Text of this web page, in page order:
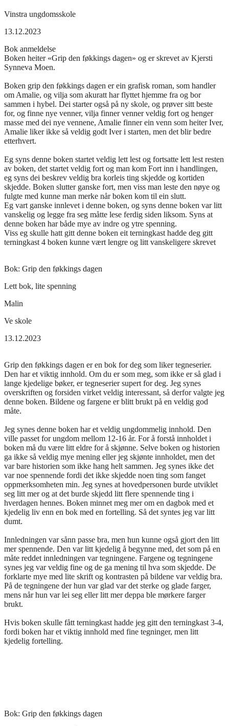
Vinstra ungdomsskole
13.12.2023
Bok anmeldelse
Boken heiter «Grip den føkkings dagen» og er skrevet av Kjersti
Synneva Moen.
Boken grip den føkkings dagen er ein grafisk roman, som handler
om Amalie, og vilja som akuratt har flyttet hjemme fra og bor
sammen i hybel. Dei starter også på ny skole, og prøver sitt beste
for, og finne nye venner, vilja finner venner veldig fort og henger
masse med dei nye vennene, Amalie finner ein venn som heiter Iver,
Amalie liker ikke så veldig godt Iver i starten, men det blir bedre
etterhvert.
Eg syns denne boken startet veldig lett lest og fortsatte lett lest resten
av boken, det startet veldig fort og man kom Fort inn i handlingen,
eg syns dei beskrev veldig bra korleis ting skjedde og kortiden
skjedde. Boken slutter ganske fort, men viss man leste den nøye og
fulgte med kunne man merke når boken kom til ein slutt.
Eg vart ganske innlevet i denne boken, og syns denne boken var litt
vanskelig og legge fra seg måtte lese ferdig siden liksom. Syns at
denne boken har både mye av indre og ytre spenning.
Viss eg skulle hatt gitt denne boken eit terningkast hadde deg gitt
terningkast 4 boken kunne vært lengre og litt vanskeligere skrevet
Bok: Grip den føkkings dagen
Lett bok, lite spenning
Malin
Ve skole
13.12.2023
Grip den føkkings dagen er en bok for deg som liker tegneserier.
Den har et viktig innhold. Om du er som meg, som ikke er så glad i
lange kjedelige bøker, er tegneserier supert for deg. Jeg synes
overskriften og forsiden virket veldig interessant, så derfor valgte jeg
denne boken. Bildene og fargene er blitt brukt på en veldig god
måte.
Jeg synes denne boken har et veldig ungdommelig innhold. Den
ville passet for ungdom mellom 12-16 år. For å forstå innholdet i
boken må du være litt eldre for å skjønne. Selve boken og historien
ga ikke så veldig mye mening eller jeg skjønte innholdet, men det
var bare historien som ikke hang helt sammen. Jeg synes ikke det
var noe spennende fordi det ikke skjedde noen ting som fanget
oppmerksomheten min. Jeg synes at hovedpersonen burde utviklet
seg litt mer og at det burde skjedd litt flere spennende ting i
hverdagen hennes. Boken minnet meg mer om en dagbok med et
kjedelig liv enn en bok med en fortelling. Så det syntes jeg var litt
dumt.
Innledningen var sånn passe bra, men hun kunne også gjort den litt
mer spennende. Den var litt kjedelig å begynne med, det som på en
måte reddet innledningen var tegningene. Fargene og tegningene
synes jeg var veldig fine og de ga mening til hva som skjedde. De
forklarte mye med lite skrift og kontrasten på bildene var veldig bra.
På de tegningene der hun var glad var det sterke og glade farger,
mens når hun var lei seg eller litt mer deppa ble mørkere farger
brukt.
Hvis boken skulle fått terningkast hadde jeg gitt den terningkast 3-4,
fordi boken har et viktig innhold med fine tegninger, men litt
kjedelig fortelling.
Bok: Grip den føkkings dagen